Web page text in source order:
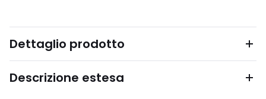
Dettaglio prodotto
Descrizione estesa